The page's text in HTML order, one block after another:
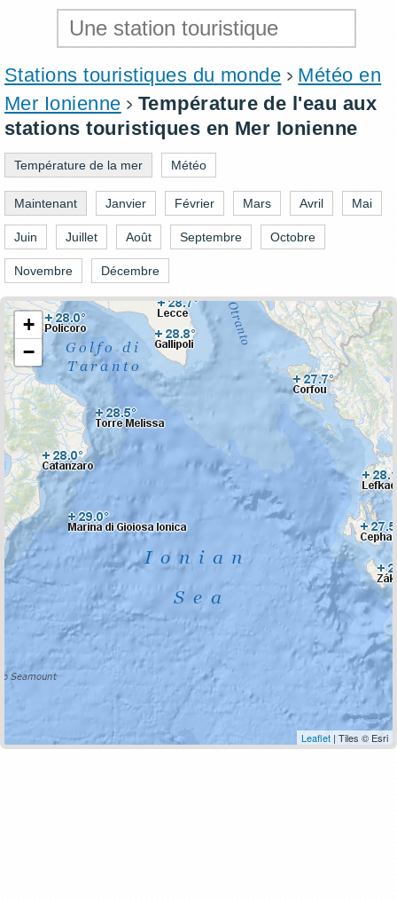
Stations touristiques du monde
Météo en
Mer Ionienne
Température de l'eau aux
stations touristiques en Mer Ionienne
Température de la mer Météo
Maintenant Janvier Février Mars Avril Mai
Juin Juillet Août Septembre Octobre
Novembre Décembre
+
−
Leaflet | Tiles © Esri